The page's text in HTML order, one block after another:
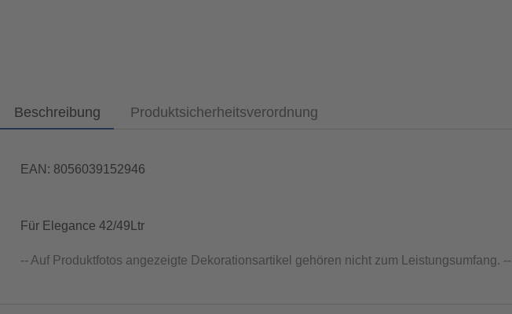
Beschreibung Produktsicherheitsverordnung
EAN: 8056039152946
Für Elegance 42/49Ltr
-- Auf Produktfotos angezeigte Dekorationsartikel gehören nicht zum Leistungsumfang. --